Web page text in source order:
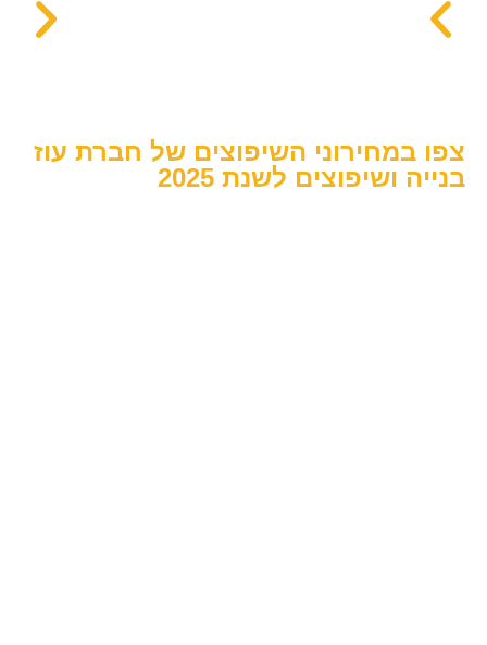
צפו במחירוני השיפוצים של חברת עוז
בנייה ושיפוצים לשנת 2025